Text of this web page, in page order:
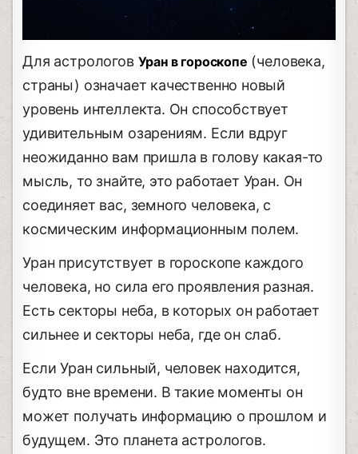
Для астрологов Уран в гороскопе (человека,
страны) означает качественно новый
уровень интеллекта. Он способствует
удивительным озарениям. Если вдруг
неожиданно вам пришла в голову какая-то
мысль, то знайте, это работает Уран. Он
соединяет вас, земного человека, с
космическим информационным полем.
Уран присутствует в гороскопе каждого
человека, но сила его проявления разная.
Есть секторы неба, в которых он работает
сильнее и секторы неба, где он слаб.
Если Уран сильный, человек находится,
будто вне времени. В такие моменты он
может получать информацию о прошлом и
будущем. Это планета астрологов.